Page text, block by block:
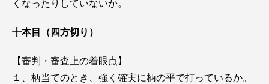
くなったりしていないか。
十本目（四方切り）
【審判・審査上の着眼点】
１、柄当てのとき、強く確実に柄の平で打っているか。